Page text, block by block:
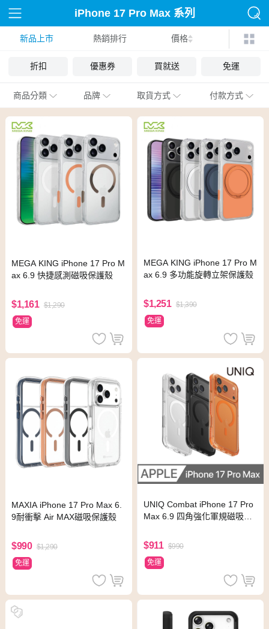
iPhone 17 Pro Max 系列
殼套
新品上市 熱銷排行 價格
折扣 優惠券 買就送 免運
商品分類 品牌 取貨方式 付款方式
MEGA KING iPhone 17 Pro M
ax 6.9 快捷感測磁吸保護殼
$1,161 $1,290
免運
MEGA KING iPhone 17 Pro M
ax 6.9 多功能旋轉立架保護殼
$1,251 $1,390
免運
MAXIA iPhone 17 Pro Max 6.
9耐衝擊 Air MAX磁吸保護殼
$990 $1,290
免運
UNIQ Combat iPhone 17 Pro
Max 6.9 四角強化軍規磁吸防
$911 $990
免運